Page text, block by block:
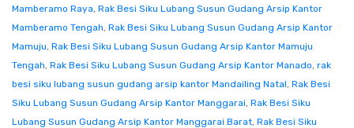
Mamberamo Raya, Rak Besi Siku Lubang Susun Gudang Arsip Kantor
Mamberamo Tengah, Rak Besi Siku Lubang Susun Gudang Arsip Kantor
Mamuju, Rak Besi Siku Lubang Susun Gudang Arsip Kantor Mamuju
Tengah, Rak Besi Siku Lubang Susun Gudang Arsip Kantor Manado, rak
besi siku lubang susun gudang arsip kantor Mandailing Natal, Rak Besi
Siku Lubang Susun Gudang Arsip Kantor Manggarai, Rak Besi Siku
Lubang Susun Gudang Arsip Kantor Manggarai Barat, Rak Besi Siku